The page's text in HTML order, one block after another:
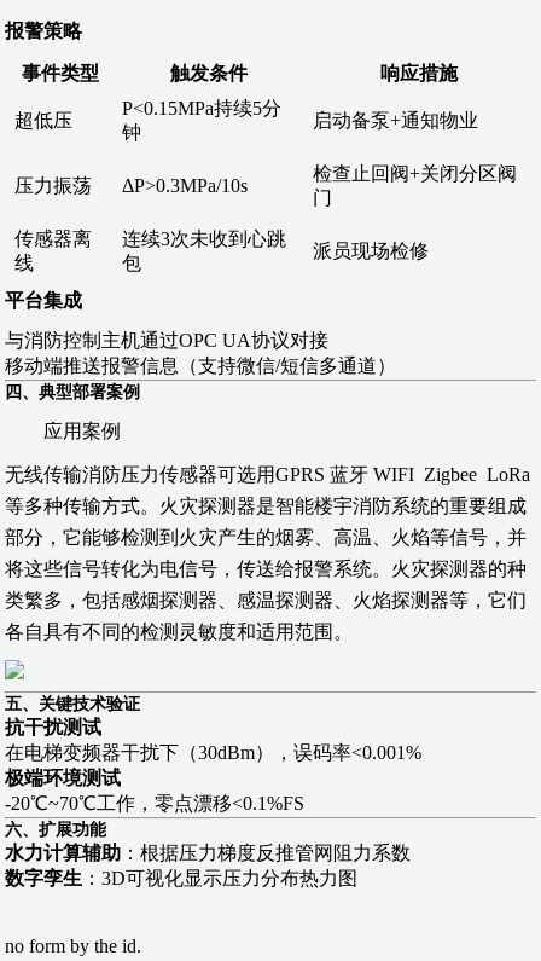
报警策略
事件类型 触发条件 响应措施
超低压
P<0.15MPa持续5分
钟
启动备泵+通知物业
压力振荡 ΔP>0.3MPa/10s
检查止回阀+关闭分区阀
门
传感器离
线
连续3次未收到心跳
包
派员现场检修
平台集成
与消防控制主机通过OPC UA协议对接
移动端推送报警信息（支持微信/短信多通道）
四、典型部署案例
应用案例
无线传输消防压力传感器可选用GPRS 蓝牙 WIFI Zigbee LoRa
等多种传输方式。火灾探测器是智能楼宇消防系统的重要组成
部分，它能够检测到火灾产生的烟雾、高温、火焰等信号，并
将这些信号转化为电信号，传送给报警系统。火灾探测器的种
类繁多，包括感烟探测器、感温探测器、火焰探测器等，它们
各自具有不同的检测灵敏度和适用范围。
五、关键技术验证
抗干扰测试
在电梯变频器干扰下（30dBm），误码率<0.001%
极端环境测试
-20℃~70℃工作，零点漂移<0.1%FS
六、扩展功能
水力计算辅助 ‌：根据压力梯度反推管网阻力系数
数字孪生 ‌：3D可视化显示压力分布热力图
no form by the id.